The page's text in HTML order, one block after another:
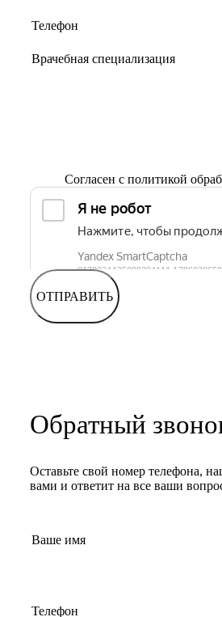
Согласен с политикой
ОТПРАВИТЬ
Обратный
Оставьте свой номер телефона,
вами и ответит на все ваши